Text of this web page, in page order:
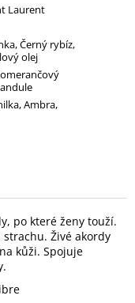
Laurent
Černý rybíz,
olej
Ambra,
po které ženy touží.
Živé akordy
kůži. Spojuje